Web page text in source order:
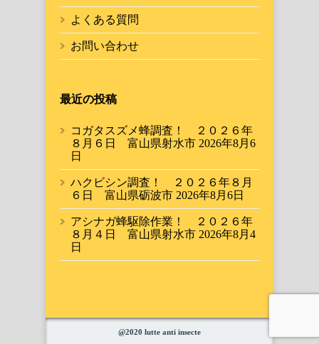
よくある質問
お問い合わせ
最近の投稿
コガタスズメ蜂調査！ ２０２６年
８月６日 富山県射水市 2026年8月6
日
ハクビシン調査！ ２０２６年８月
６日 富山県砺波市 2026年8月6日
アシナガ蜂駆除作業！ ２０２６年
８月４日 富山県射水市 2026年8月4
日
@2020 lutte anti insecte